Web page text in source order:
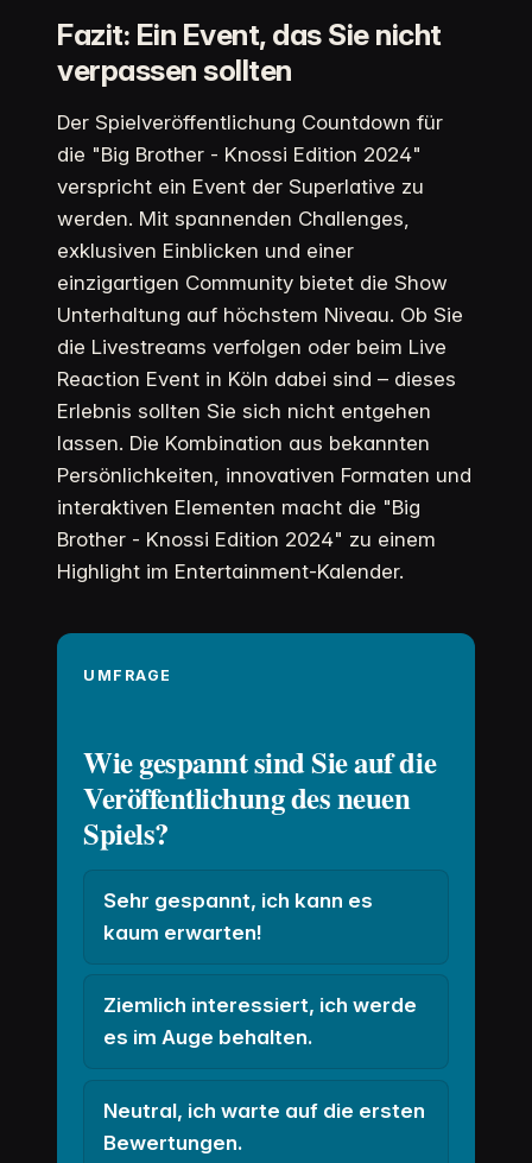
Fazit: Ein Event, das Sie nicht
verpassen sollten
Der Spielveröffentlichung Countdown für
die "Big Brother - Knossi Edition 2024"
verspricht ein Event der Superlative zu
werden. Mit spannenden Challenges,
exklusiven Einblicken und einer
einzigartigen Community bietet die Show
Unterhaltung auf höchstem Niveau. Ob Sie
die Livestreams verfolgen oder beim Live
Reaction Event in Köln dabei sind – dieses
Erlebnis sollten Sie sich nicht entgehen
lassen. Die Kombination aus bekannten
Persönlichkeiten, innovativen Formaten und
interaktiven Elementen macht die "Big
Brother - Knossi Edition 2024" zu einem
Highlight im Entertainment-Kalender.
UMFRAGE
Wie gespannt sind Sie auf die
Veröffentlichung des neuen
Spiels?
Sehr gespannt, ich kann es
kaum erwarten!
Ziemlich interessiert, ich werde
es im Auge behalten.
Neutral, ich warte auf die ersten
Bewertungen.